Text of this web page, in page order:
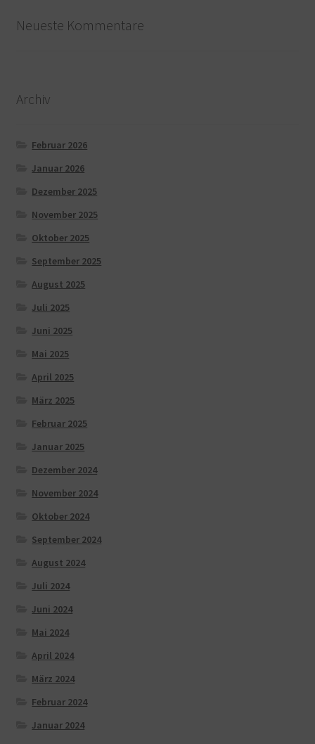
Neueste Kommentare
Archiv
Februar 2026
Januar 2026
Dezember 2025
November 2025
Oktober 2025
September 2025
August 2025
Juli 2025
Juni 2025
Mai 2025
April 2025
März 2025
Februar 2025
Januar 2025
Dezember 2024
November 2024
Oktober 2024
September 2024
August 2024
Juli 2024
Juni 2024
Mai 2024
April 2024
März 2024
Februar 2024
Januar 2024